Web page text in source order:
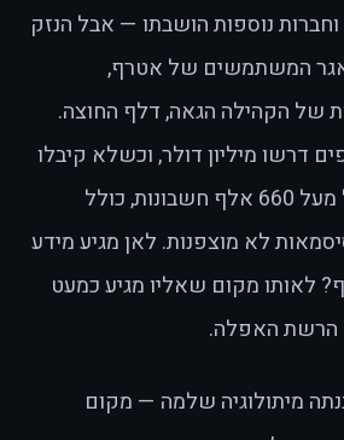
נוספות הושבתו — אבל הנזק
המשתמשים של אטרף,
של הקהילה הגאה, דלף החוצה.
דרשו מיליון דולר, וכשלא קיבלו
— פרסמו נתונים של מעל 660 אלף חשבונות, כולל
לא מוצפנות. לאן מגיע מידע
לאותו מקום שאליו מגיע כמעט
הרשת האפלה.
מיתולוגיה שלמה — מקום